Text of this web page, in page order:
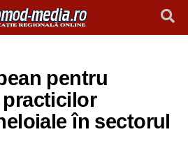
pentru
practicilor
în sectorul